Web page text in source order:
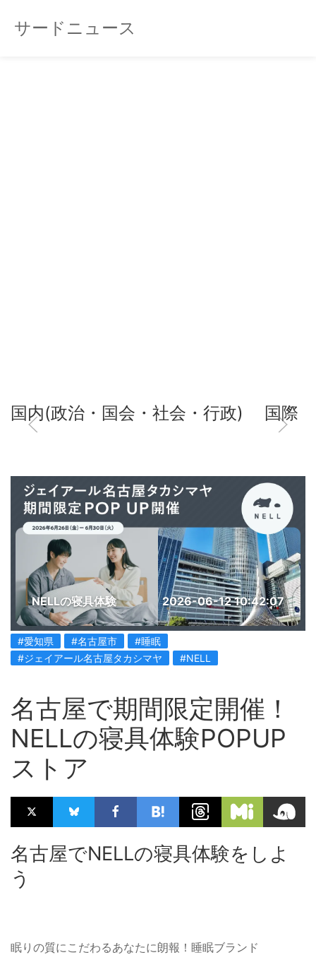
サードニュース
国内(政治・国会・社会・行政) 国際
NELLの寝具体験 2026-06-12 10:42:07
#愛知県 #名古屋市
#睡眠
#ジェイアール名古屋タカシマヤ
#NELL
名古屋で期間限定開催！
NELLの寝具体験POPUP
ストア
名古屋でNELLの寝具体験をしよ
う
眠りの質にこだわるあなたに朗報！睡眠ブランド